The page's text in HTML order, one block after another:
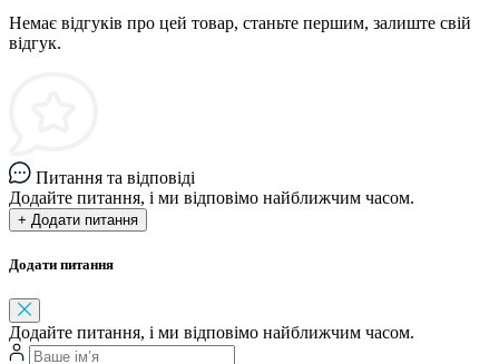
Немає відгуків про цей товар, станьте першим, залиште свій
відгук.
Питання та відповіді
Додайте питання, і ми відповімо найближчим часом.
+ Додати питання
Додати питання
Додайте питання, і ми відповімо найближчим часом.